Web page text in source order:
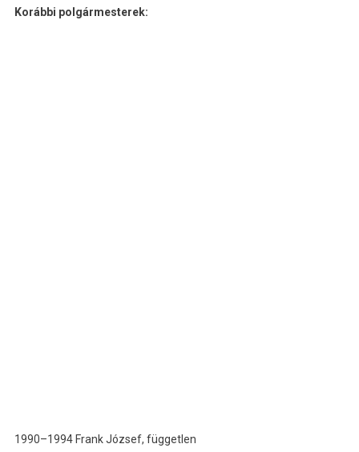
Korábbi polgármesterek:
1990–1994 Frank József, független